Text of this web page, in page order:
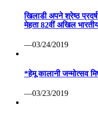
खिलाडी अपने श्रेष्ठ
मेहता 82वीं अखिल
—03/24/2019
*हेमू कालानी जन्मोत्सव
—03/23/2019